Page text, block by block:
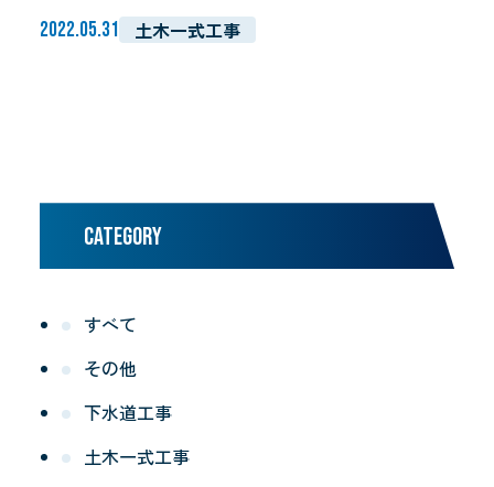
2022.05.31 土木一式工事
CATEGORY
すべて
その他
下水道工事
土木一式工事